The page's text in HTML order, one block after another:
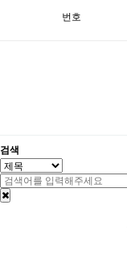
번호
검색